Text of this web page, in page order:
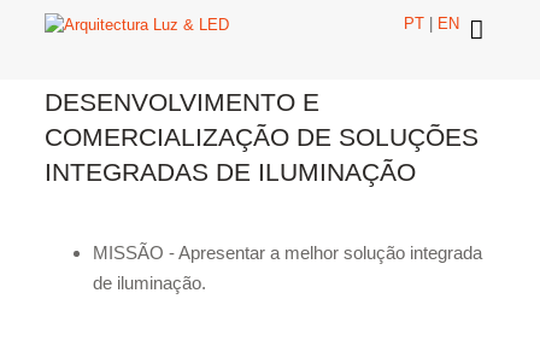
PT| EN
DESENVOLVIMENTO E
COMERCIALIZAÇÃO DE SOLUÇÕES
INTEGRADAS DE ILUMINAÇÃO
MISSÃO - Apresentar a melhor solução integrada
de iluminação.